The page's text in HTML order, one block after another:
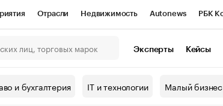
Отрасли Недвижимость Autonews РБК
Проверка контрагентов
Эксперты Кейсы
и бухгалтерия IT и технологии Малый бизнес